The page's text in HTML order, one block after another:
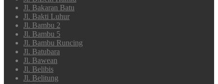
Jl. Bakaran Batu
Jl. Bakti Luhur
Jl. Bambu 2
Jl. Bambu 5
Jl. Bambu Runcing
Jl. Batubara
Jl. Bawean
Jl. Belibis
Jl. Belitung